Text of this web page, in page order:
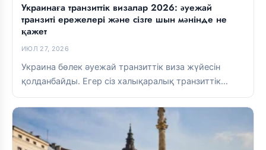
Украинаға транзиттік визалар 2026: әуежай
транзиті ережелері және сізге шын мәнінде не
қажет
ИЮЛ 27, 2026
Украина бөлек әуежай транзиттік виза жүйесін
қолданбайды. Егер сіз халықаралық транзиттік
аймақта болсаңыз, әдетте виза қажет емес. Егер...